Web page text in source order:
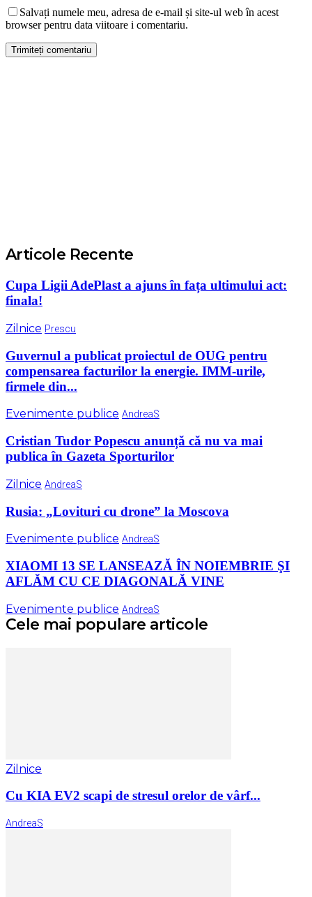
Salvați numele meu, adresa de e-mail și site-ul web în acest
browser pentru data viitoare i comentariu.
Articole Recente
Cupa Ligii AdePlast a ajuns în fața ultimului act:
finala!
Zilnice Prescu
Guvernul a publicat proiectul de OUG pentru
compensarea facturilor la energie. IMM-urile,
firmele din...
Evenimente publice AndreaS
Cristian Tudor Popescu anunță că nu va mai
publica în Gazeta Sporturilor
Zilnice AndreaS
Rusia: „Lovituri cu drone” la Moscova
Evenimente publice AndreaS
XIAOMI 13 SE LANSEAZĂ ÎN NOIEMBRIE ŞI
AFLĂM CU CE DIAGONALĂ VINE
Evenimente publice AndreaS
Cele mai populare articole
Zilnice
Cu KIA EV2 scapi de stresul orelor de vârf...
AndreaS